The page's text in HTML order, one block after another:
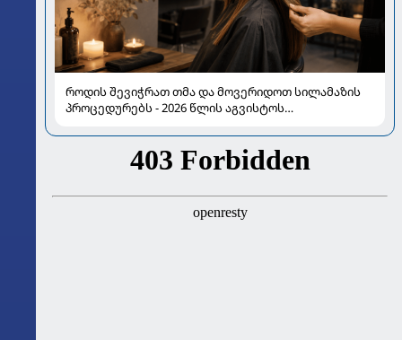
როდის შევიჭრათ თმა და მოვერიდოთ სილამაზის
პროცედურებს - 2026 წლის აგვისტოს